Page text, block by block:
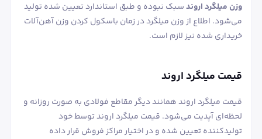
وزن میلگرد اروندسبک نبوده و طبق استاندارد تعیین شده تولید
می‌شود. اطلاع از وزن میلگرد در زمان باسکول کردن وزن آهن‌آلات
خریداری شده نیز لازم است.
قیمت میلگرد اروند
قیمت میلگرد اروند همانند دیگر مقاطع فولادی به صورت روزانه و
لحظه‌ای آپدیت می‌شود. قیمت میلگرد اروند توسط خود
تولیدکننده تعیین شده و در اختیار مراکز فروش قرار داده